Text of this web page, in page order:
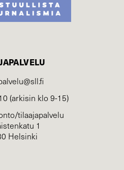
(arkisin klo 9-15)
tilaajapalvelu
1
Helsinki